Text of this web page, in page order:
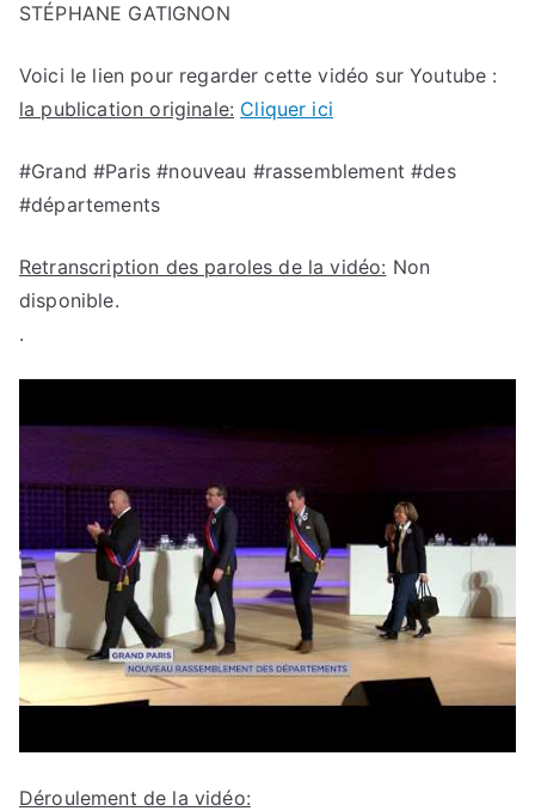
STÉPHANE GATIGNON
Voici le lien pour regarder cette vidéo sur Youtube :
la publication originale: Cliquer ici
#Grand #Paris #nouveau #rassemblement #des
#départements
Retranscription des paroles de la vidéo: Non
disponible.
.
Déroulement de la vidéo: